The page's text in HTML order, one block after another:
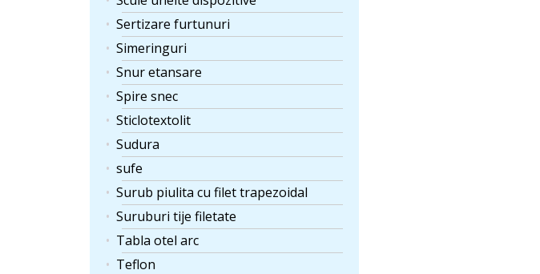
Sertizare furtunuri
Simeringuri
Snur etansare
Spire snec
Sticlotextolit
Sudura
sufe
Surub piulita cu filet trapezoidal
Suruburi tije filetate
Tabla otel arc
Teflon